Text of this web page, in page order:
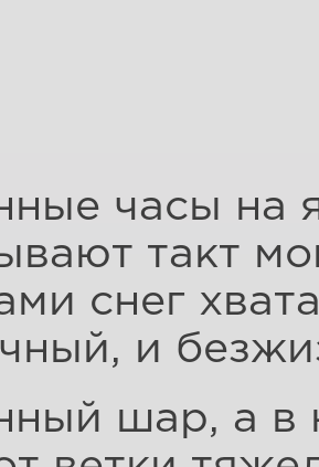
часы на
такт
снег
и
шар, а в